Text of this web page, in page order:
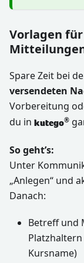
Vorlagen
Spare Zeit bei
versendeten
Vorbereitung
du in kutego®
So geht’s:
Unter
„Anlegen“ und
Danach:
Betreff und
Platzhaltern
Kursname)